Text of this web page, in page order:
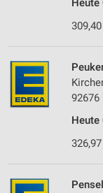
92676
Heute